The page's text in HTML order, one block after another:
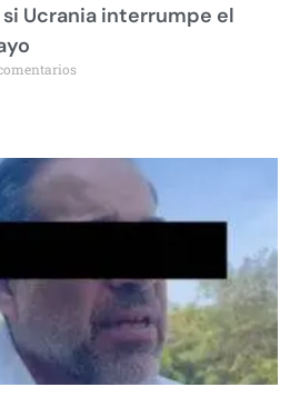
si Ucrania interrumpe el